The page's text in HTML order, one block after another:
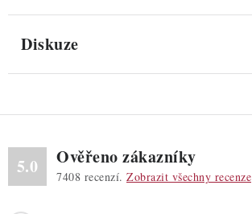
Diskuze
5.0 Ověřeno zákazníky
7408 recenzí. Zobrazit všechny recenze